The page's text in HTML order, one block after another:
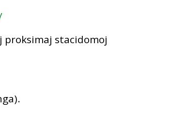
proksimaj stacidomoj